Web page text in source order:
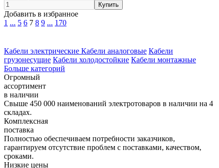
Добавить в избранное
1 ... 5 6 7 8 9 ... 170
Кабели электрические Кабели аналоговые Кабели
грузонесущие Кабели холодостойкие Кабели монтажные
Больше категорий
Огромный
ассортимент
в наличии
Свыше 450 000 наименований электротоваров в наличии на 4
складах.
Комплексная
поставка
Полностью обеспечиваем потребности заказчиков,
гарантируем отсутствие проблем с поставками, качеством,
сроками.
Низкие цены